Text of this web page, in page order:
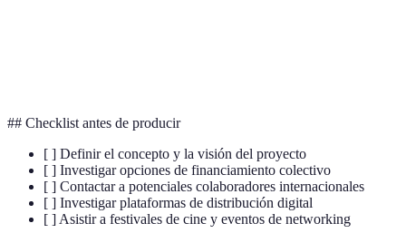
## Checklist antes de producir
[ ] Definir el concepto y la visión del proyecto
[ ] Investigar opciones de financiamiento colectivo
[ ] Contactar a potenciales colaboradores internacionales
[ ] Investigar plataformas de distribución digital
[ ] Asistir a festivales de cine y eventos de networking